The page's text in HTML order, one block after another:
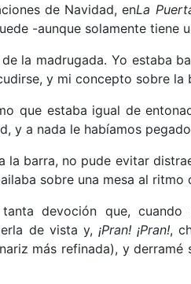
de Navidad, enLa
-aunque solamente tiene
la madrugada. Yo estaba
y mi concepto sobre
que estaba igual de
y a nada le habíamos
la barra, no pude evitar
sobre una mesa al ritmo
devoción que,
de vista y, ¡Pran! ¡Pran!,
más refinada), y